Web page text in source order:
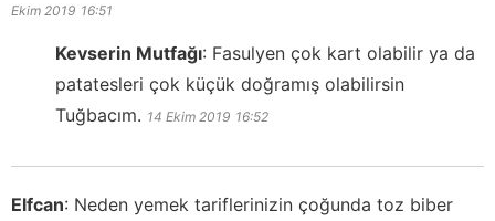
Ekim 2019 16:51
Kevserin Mutfağı: Fasulyen çok kart olabilir ya da
patatesleri çok küçük doğramış olabilirsin
Tuğbacım. 14 Ekim 2019 16:52
Elfcan: Neden yemek tariflerinizin çoğunda toz biber